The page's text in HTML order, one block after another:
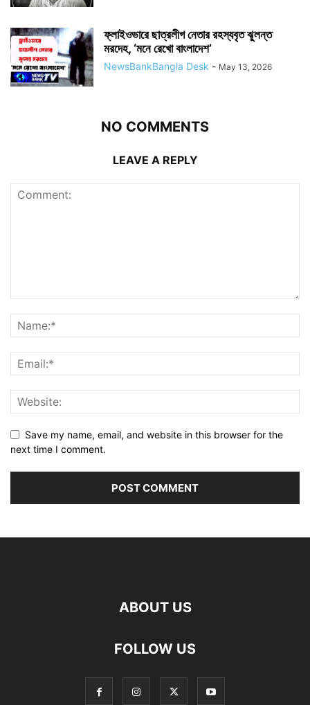
ফ্লাইওভারে ছাত্রলীগ নেতার রহস্যবৃত ঝুলন্ত
মরদেহ, ‘মনে রেখো বাংলাদেশ’
NewsBankBangla Desk - May 13, 2026
NO COMMENTS
LEAVE A REPLY
Save my name, email, and website in this browser for the
next time I comment.
ABOUT US
FOLLOW US